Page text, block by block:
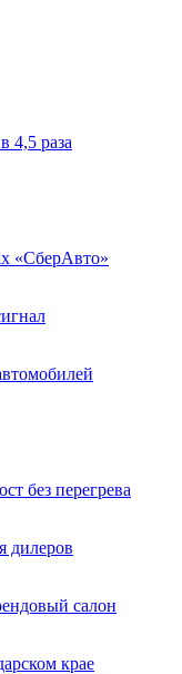
4,5 раза
«СберАвто»
без перегрева
дилеров
салон
крае